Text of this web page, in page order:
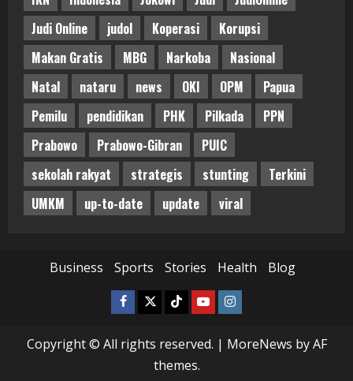
Judi Online
judol Koperasi
Korupsi
Makan Gratis
MBG Narkoba
Nasional
Natal
nataru news OKI OPM
Papua
Pemilu
pendidikan PHK Pilkada
PPN
Prabowo
Prabowo-Gibran
PUIC
sekolah rakyat
strategis stunting
Terkini
UMKM
up-to-date update viral
Business Sports Stories Health Blog
Facebook
TwitterTiktokYoutubeInstagram
Copyright © All rights reserved. | MoreNews by AF
themes.